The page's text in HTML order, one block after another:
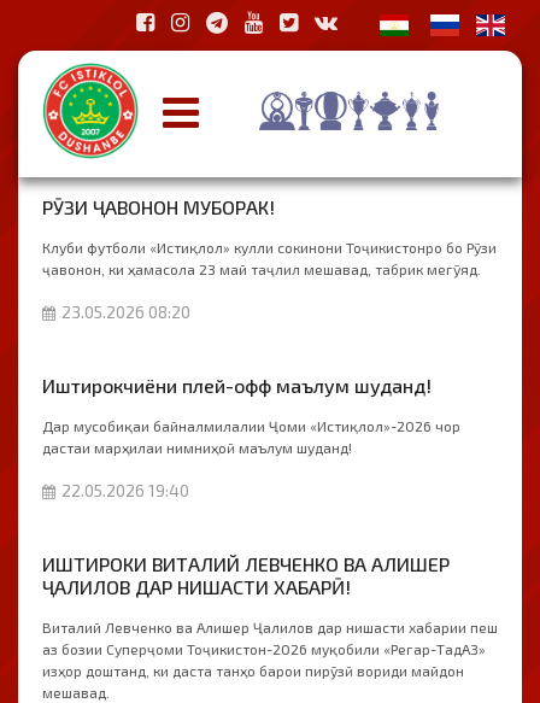
РӮЗИ ҶАВОНОН МУБОРАК!
Клуби футболи «Истиқлол» кулли сокинони Тоҷикистонро бо Рӯзи
ҷавонон, ки ҳамасола 23 май таҷлил мешавад, табрик мегӯяд.
23.05.2026 08:20
Иштирокчиёни плей-офф маълум шуданд!
Дар мусобиқаи байналмилалии Ҷоми «Истиқлол»-2026 чор
дастаи марҳилаи нимниҳоӣ маълум шуданд!
22.05.2026 19:40
ИШТИРОКИ ВИТАЛИЙ ЛЕВЧЕНКО ВА АЛИШЕР
ҶАЛИЛОВ ДАР НИШАСТИ ХАБАРӢ!
Виталий Левченко ва Алишер Ҷалилов дар нишасти хабарии пеш
аз бозии Суперҷоми Тоҷикистон-2026 муқобили «Регар-ТадАЗ»
изҳор доштанд, ки даста танҳо барои пирӯзӣ вориди майдон
мешавад.